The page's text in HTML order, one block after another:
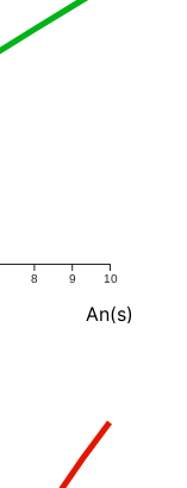
8 9 10
An(s)